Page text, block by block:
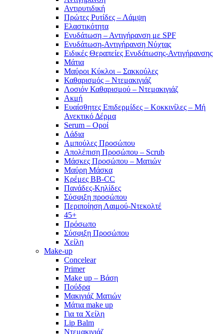
Αντιρυτιδική
Πρώτες Ρυτίδες – Λάμψη
Ελαστικότητα
Ενυδάτωση – Αντιγήρανση με SPF
Ενυδάτωση-Αντιγήρανση Νύχτας
Ειδικές Θεραπείες Ενυδάτωσης-Αντιγήρανσης
Μάτια
Μαύροι Κύκλοι – Σακκούλες
Καθαρισμός – Ντεμακιγιάζ
Λοσιόν Καθαρισμού – Ντεμακιγιάζ
Ακμή
Ευαίσθητες Επιδερμίδες – Κοκκινίλες – Μή
Ανεκτικό Δέρμα
Serum – Οροί
Λάδια
Αμπούλες Προσώπου
Απολέπιση Προσώπου – Scrub
Μάσκες Προσώπου – Ματιών
Μαύρη Μάσκα
Κρέμες BB-CC
Πανάδες-Κηλίδες
Σύσφιξη προσώπου
Περιποίηση Λαιμού-Ντεκολτέ
45+
Πρόσωπο
Σύσφιξη Προσώπου
Χείλη
Make-up
Concelear
Primer
Make up – Βάση
Πούδρα
Μακιγιάζ Ματιών
Μάτια make up
Για τα Χείλη
Lip Balm
Ντεμακιγιάζ